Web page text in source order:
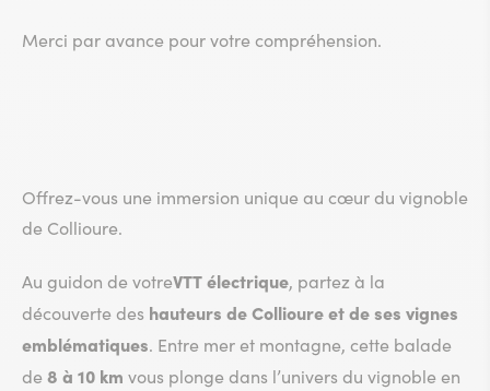
Merci par avance pour votre compréhension.
Offrez-vous une immersion unique au cœur du vignoble
de Collioure.
Au guidon de votreVTT électrique, partez à la
découverte des hauteurs de Collioure et de ses vignes
emblématiques. Entre mer et montagne, cette balade
de8 à 10 km vous plonge dans l’univers du vignoble en